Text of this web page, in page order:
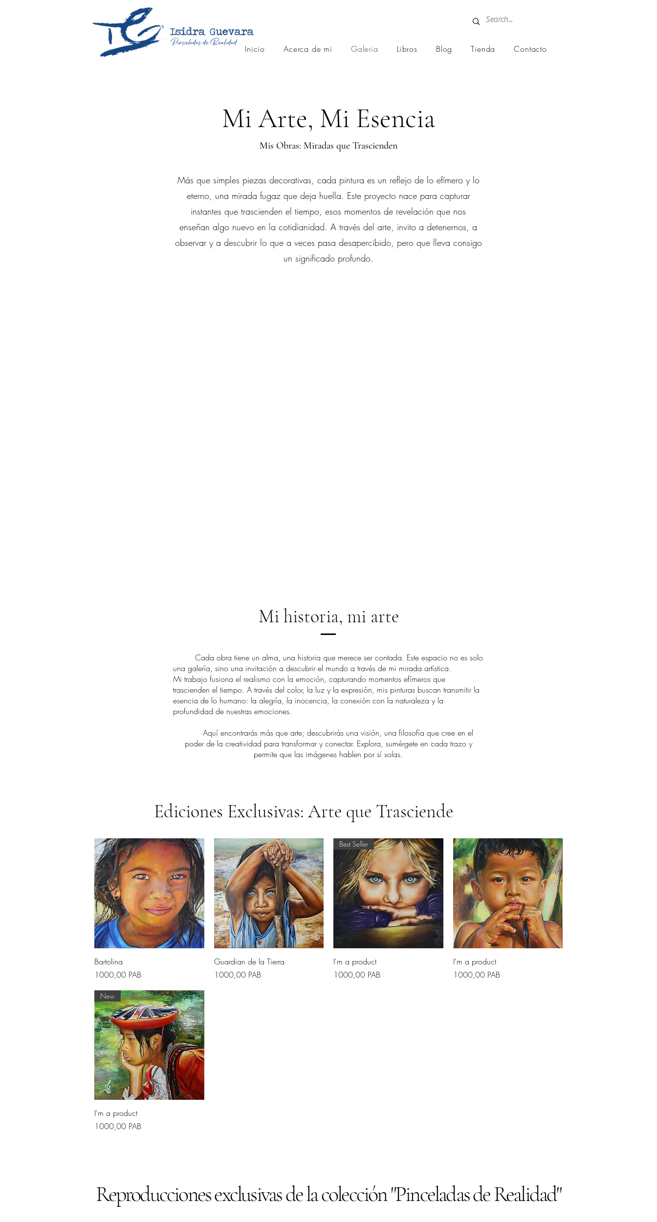
Inicio Acerca de mi Galeria Libros Blog Tienda Contacto
Mi Arte, Mi Esencia
Mis Obras: Miradas que Trascienden
Más que simples piezas decorativas, cada pintura es un reflejo de lo efímero y lo
eterno, una mirada fugaz que deja huella. Este proyecto nace para capturar
instantes que trascienden el tiempo, esos momentos de revelación que nos
enseñan algo nuevo en la cotidianidad. A través del arte, invito a detenernos, a
observar y a descubrir lo que a veces pasa desapercibido, pero que lleva consigo
un significado profundo.
Mi historia, mi arte
Cada obra tiene un alma, una historia que merece ser contada. Este espacio no es solo
una galería, sino una invitación a descubrir el mundo a través de mi mirada artística.
Mi trabajo fusiona el realismo con la emoción, capturando momentos efímeros que
trascienden el tiempo. A través del color, la luz y la expresión, mis pinturas buscan transmitir la
esencia de lo humano: la alegría, la inocencia, la conexión con la naturaleza y la
profundidad de nuestras emociones.
Aquí encontrarás más que arte; descubrirás una visión, una filosofía que cree en el
poder de la creatividad para transformar y conectar. Explora, sumérgete en cada trazo y
permite que las imágenes hablen por sí solas.
Ediciones Exclusivas: Arte que Trasciende
Bartolina
Prezzo
1000,00 PAB
Vista rapida
Guardian de la Tierra
Prezzo
1000,00 PAB
Vista rapida
Best Seller
I'm a product
Prezzo
1000,00 PAB
Vista rapida
I'm a product
Prezzo
1000,00 PAB
Vista rapida
New
I'm a product
Prezzo
1000,00 PAB
Reproducciones exclusivas de la colección "Pinceladas de Realidad"